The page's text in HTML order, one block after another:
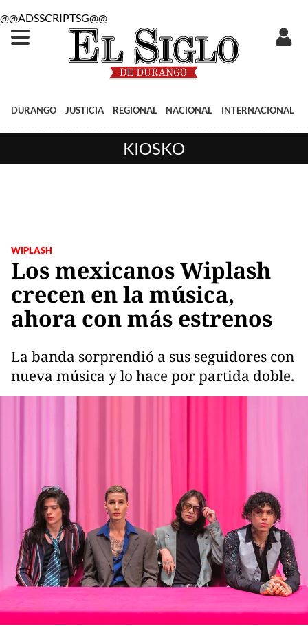
@@ADSSCRIPTSG@@
DURANGO JUSTICIA REGIONAL NACIONAL INTERNACIONAL
KIOSKO
WIPLASH
Los mexicanos Wiplash
crecen en la música,
ahora con más estrenos
La banda sorprendió a sus seguidores con
nueva música y lo hace por partida doble.